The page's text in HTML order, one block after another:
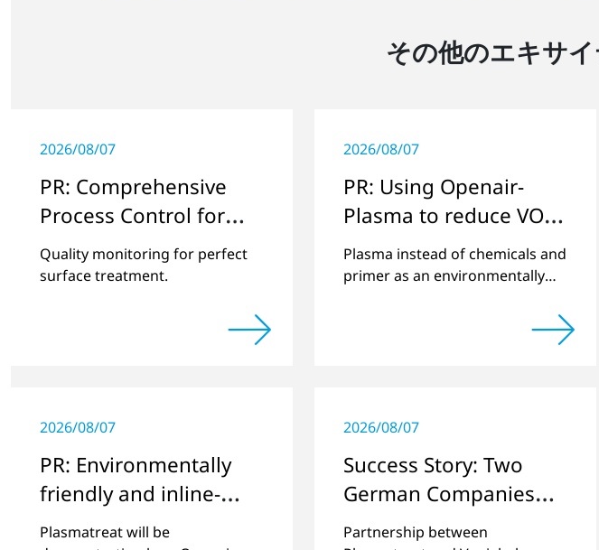
その他のエキサ
2026/08/07
PR: Comprehensive
Process Control for
Openair-Plasma
Systems
Quality monitoring for perfect
surface treatment.
2026/08/07
PR: Using Openair-
Plasma to reduce VOC
Emissions
Plasma instead of chemicals and
primer as an environmentally
2026/08/07
PR: Environmentally
friendly and inline-
capable: Plasma
Plasmatreat will be
2026/08/07
Success Story: Two
German Companies
Revolutionize Battery
Partnership between